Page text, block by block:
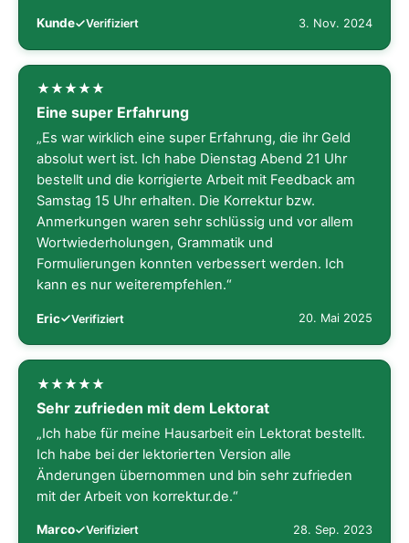
Kunde Verifiziert 3. Nov. 2024
Eine super Erfahrung
„Es war wirklich eine super Erfahrung, die ihr Geld
absolut wert ist. Ich habe Dienstag Abend 21 Uhr
bestellt und die korrigierte Arbeit mit Feedback am
Samstag 15 Uhr erhalten. Die Korrektur bzw.
Anmerkungen waren sehr schlüssig und vor allem
Wortwiederholungen, Grammatik und
Formulierungen konnten verbessert werden. Ich
kann es nur weiterempfehlen.“
Eric Verifiziert 20. Mai 2025
Sehr zufrieden mit dem Lektorat
„Ich habe für meine Hausarbeit ein Lektorat bestellt.
Ich habe bei der lektorierten Version alle
Änderungen übernommen und bin sehr zufrieden
mit der Arbeit von korrektur.de.“
Marco Verifiziert 28. Sep. 2023